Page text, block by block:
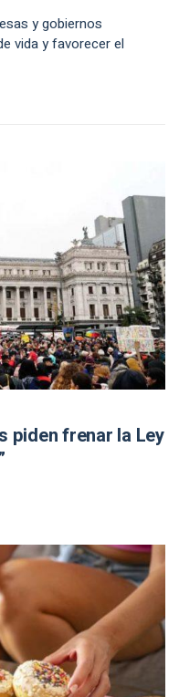
y gobiernos
vida y favorecer el
piden frenar la Ley